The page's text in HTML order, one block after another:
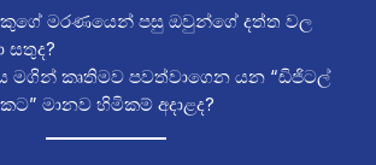
මරණයෙන් පසු ඔවුන්ගේ දත්ත වල
සතුද?
මගින් කෘතිමව පවත්වාගෙන යන “ඩිජිටල්
මානව හිමිකම් අදාළද?